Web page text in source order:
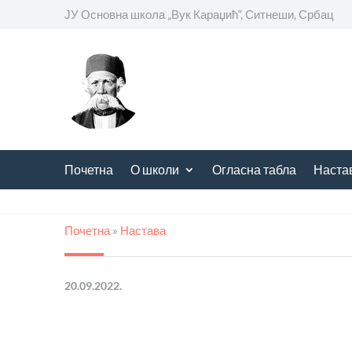
ЈУ Основна школа „Вук Караџић“, Ситнеши, Србац
Почетна О школи Огласна табла
Почетна » Настава
20.09.2022.